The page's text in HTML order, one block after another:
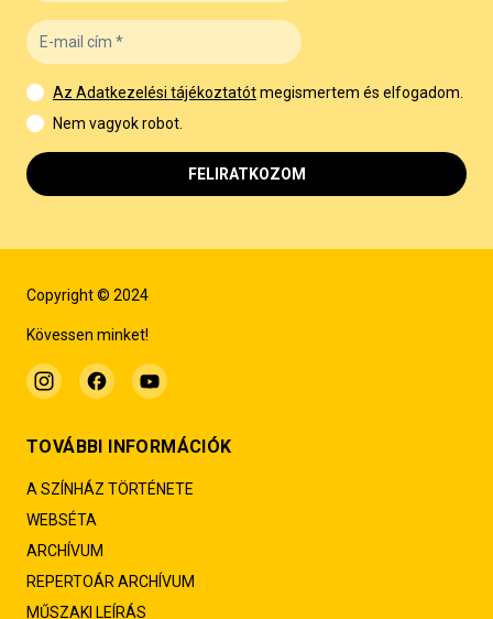
Copyright © 2024
Kövessen minket!
TOVÁBBI INFORMÁCIÓK
A SZÍNHÁZ TÖRTÉNETE
WEBSÉTA
ARCHÍVUM
REPERTOÁR ARCHÍVUM
MŰSZAKI LEÍRÁS
Az Adatkezelési tájékoztatótmegismertem és elfogadom.
Nem vagyok robot.
FELIRATKOZOM